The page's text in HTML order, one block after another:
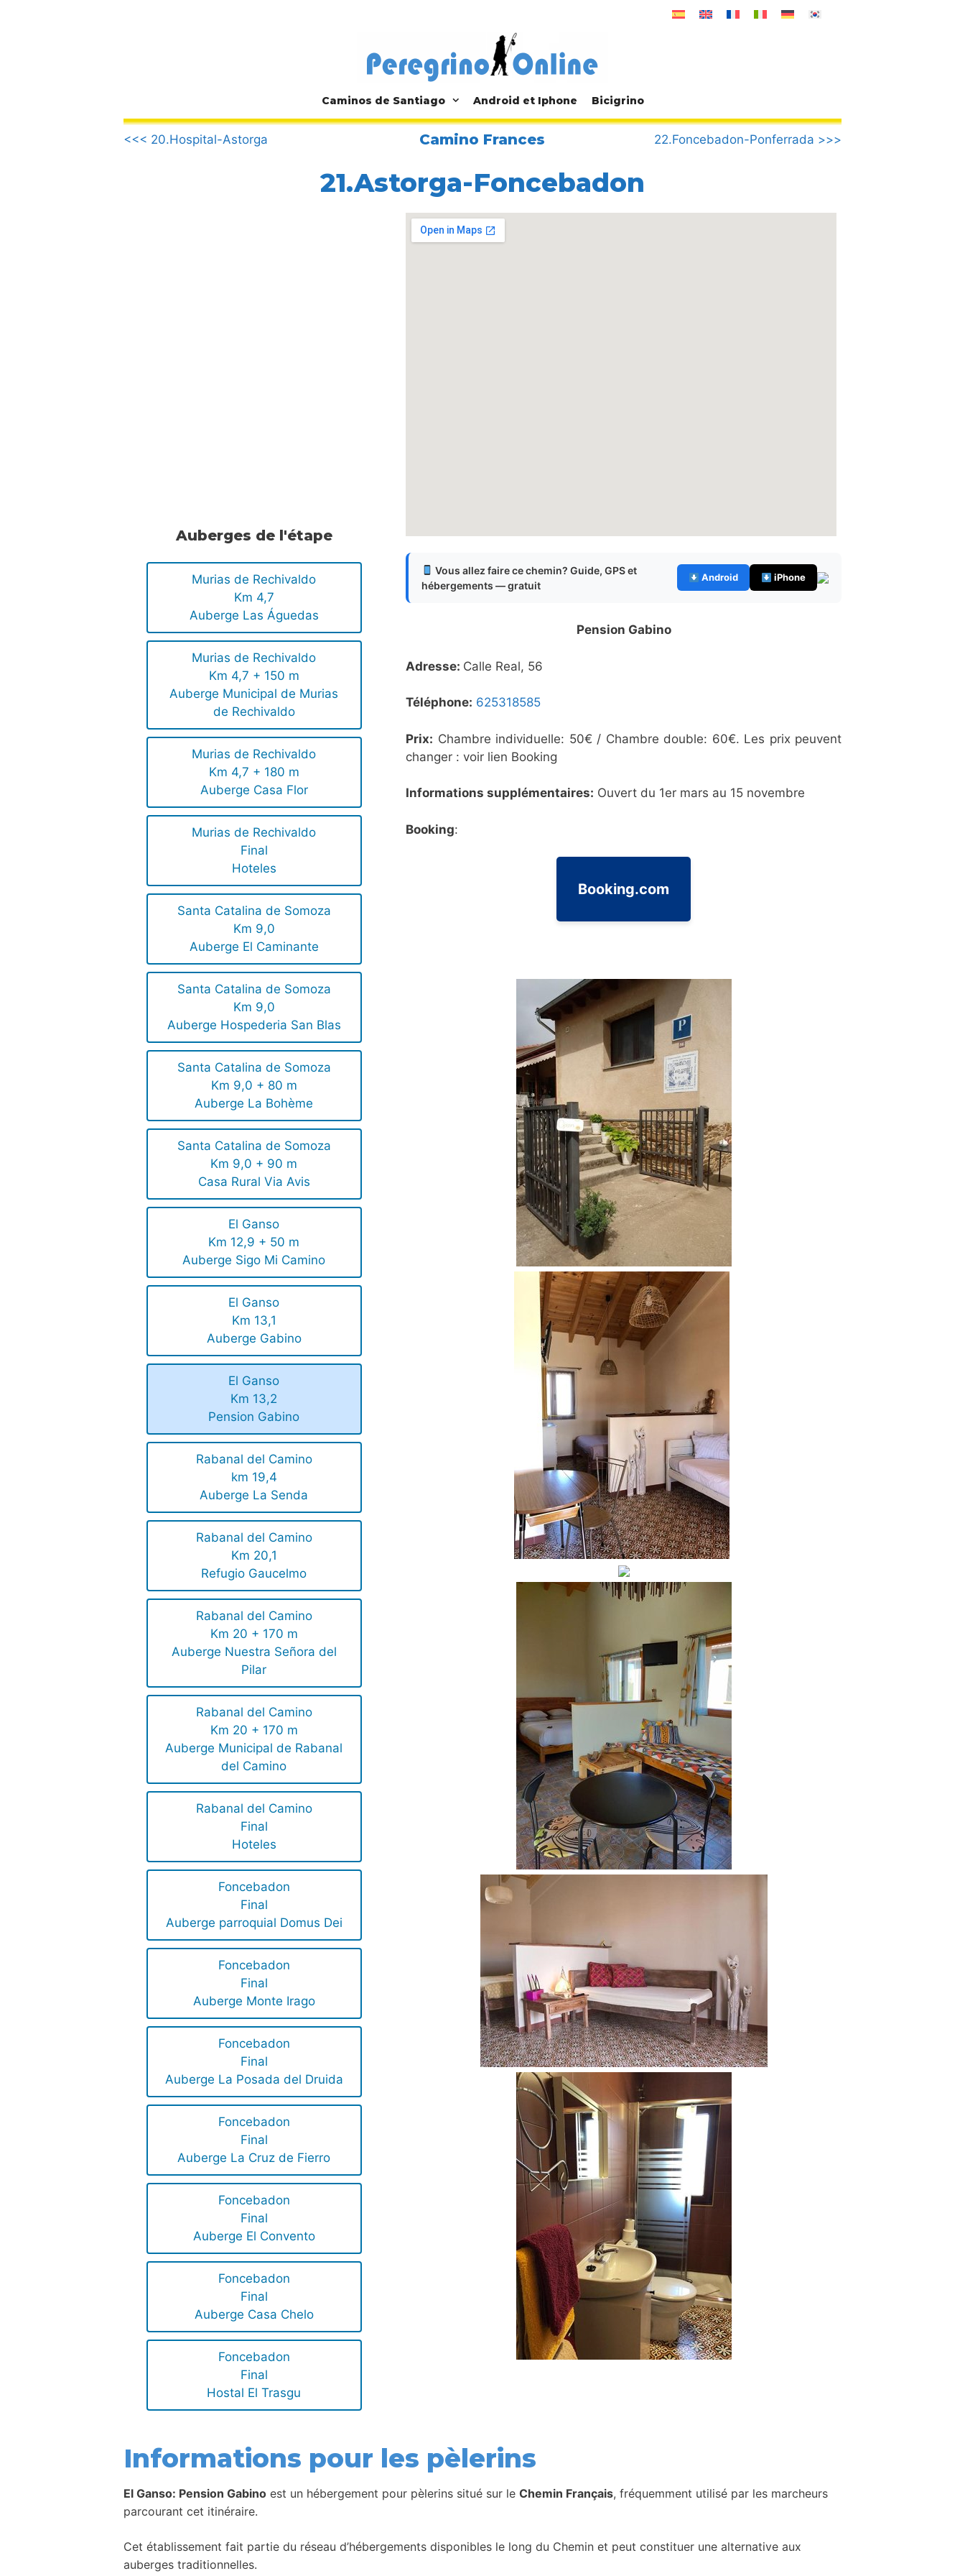
Caminos de Santiago Android et Iphone Bicigrino
.
<<< 20.Hospital-Astorga
Camino Frances 22.Foncebadon-Ponferrada >>>
21.Astorga-Foncebadon
Auberges de l'étape
Murias de Rechivaldo
Km 4,7
Auberge Las Águedas
Murias de Rechivaldo
Km 4,7 + 150 m
Auberge Municipal de Murias
de Rechivaldo
Murias de Rechivaldo
Km 4,7 + 180 m
Auberge Casa Flor
Murias de Rechivaldo
Final
Hoteles
Santa Catalina de Somoza
Km 9,0
Auberge El Caminante
Santa Catalina de Somoza
Km 9,0
Auberge Hospederia San Blas
Santa Catalina de Somoza
Km 9,0 + 80 m
Auberge La Bohème
Santa Catalina de Somoza
Km 9,0 + 90 m
Casa Rural Via Avis
El Ganso
Km 12,9 + 50 m
Auberge Sigo Mi Camino
El Ganso
Km 13,1
Auberge Gabino
El Ganso
Km 13,2
Pension Gabino
Rabanal del Camino
km 19,4
Auberge La Senda
Rabanal del Camino
Km 20,1
Refugio Gaucelmo
Rabanal del Camino
Km 20 + 170 m
Auberge Nuestra Señora del
Pilar
Rabanal del Camino
Km 20 + 170 m
Auberge Municipal de Rabanal
del Camino
Rabanal del Camino
Final
Hoteles
Foncebadon
Final
Auberge parroquial Domus Dei
Foncebadon
Final
Auberge Monte Irago
Foncebadon
Final
Auberge La Posada del Druida
Foncebadon
Final
Auberge La Cruz de Fierro
Foncebadon
Final
Auberge El Convento
Foncebadon
Final
Auberge Casa Chelo
Foncebadon
Final
Hostal El Trasgu
Vous allez faire ce chemin? Guide, GPS et
hébergements — gratuit
Android iPhone
Pension Gabino
Adresse: Calle Real, 56
Téléphone: 625318585
Prix: Chambre individuelle: 50€ / Chambre double: 60€. Les prix peuvent
changer : voir lien Booking
Informations supplémentaires: Ouvert du 1er mars au 15 novembre
Booking:
Booking.com
Informations pour les pèlerins
El Ganso: Pension Gabino est un hébergement pour pèlerins situé sur le Chemin Français, fréquemment utilisé par les marcheurs
parcourant cet itinéraire.
Cet établissement fait partie du réseau d’hébergements disponibles le long du Chemin et peut constituer une alternative aux
auberges traditionnelles.